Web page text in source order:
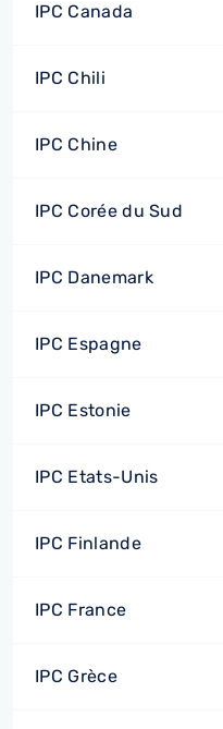
IPC Canada
IPC Chili
IPC Chine
IPC Corée du Sud
IPC Danemark
IPC Espagne
IPC Estonie
IPC Etats-Unis
IPC Finlande
IPC France
IPC Grèce